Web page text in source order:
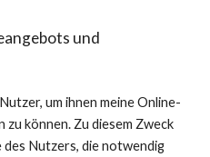
und
um ihnen meine Online-
können. Zu diesem Zweck
Nutzers, die notwendig